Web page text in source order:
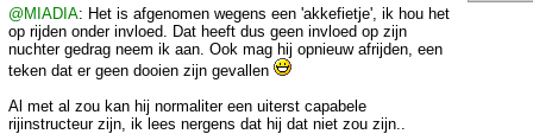
@MIADIA: Het is afgenomen wegens een 'akkefietje', ik hou het
op rijden onder invloed. Dat heeft dus geen invloed op zijn
nuchter gedrag neem ik aan. Ook mag hij opnieuw afrijden, een
teken dat er geen dooien zijn gevallen
Al met al zou kan hij normaliter een uiterst capabele
rijinstructeur zijn, ik lees nergens dat hij dat niet zou zijn..